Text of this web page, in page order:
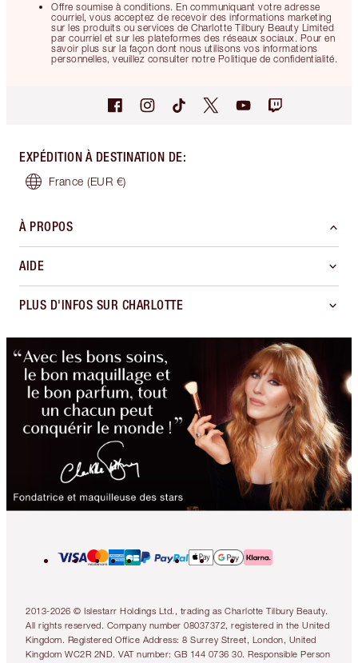
Offre soumise à conditions. En communiquant votre adresse
courriel, vous acceptez de recevoir des informations marketing
sur les produits ou services de Charlotte Tilbury Beauty Limited
par courriel et sur les plateformes des réseaux sociaux. Pour en
savoir plus sur la façon dont nous utilisons vos informations
personnelles, veuillez consulter notre Politique de confidentialité.
EXPÉDITION À DESTINATION DE:
France (EUR €)
À PROPOS
AIDE
PLUS D'INFOS SUR CHARLOTTE
2013-2026 © Islestarr Holdings Ltd., trading as Charlotte Tilbury Beauty.
All rights reserved. Company number 08037372, registered in the United
Kingdom. Registered Office Address: 8 Surrey Street, London, United
Kingdom WC2R 2ND. VAT number: GB 144 0736 30. Responsible Person